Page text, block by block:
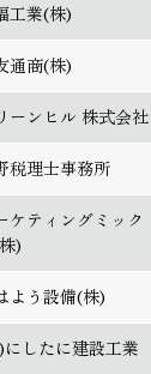
工業(株)
通商(株)
ーンヒル 株式会社
税理士事務所
ケティングミック
)
よう設備(株)
したに建設工業